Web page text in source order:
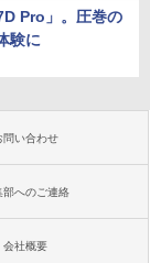
Pro」。圧巻の
験に
問い合わせ
部へのご連絡
会社概要